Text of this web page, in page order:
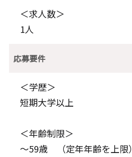
＜求人数＞
1人
応募要件
＜学歴＞
短期大学以上
＜年齢制限＞
～59歳 （定年年齢を上限）